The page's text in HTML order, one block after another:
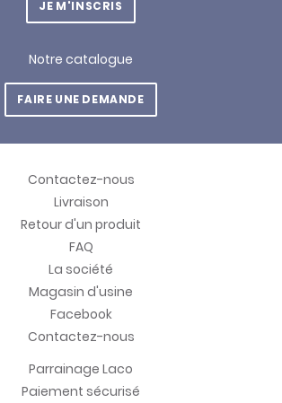
JE M'INSCRIS
Notre catalogue
FAIRE UNE DEMANDE
Contactez-nous
Livraison
Retour d'un produit
FAQ
La société
Magasin d'usine
Facebook
Contactez-nous
Parrainage Laco
Paiement sécurisé